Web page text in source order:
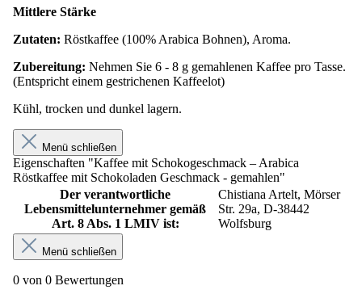
Mittlere Stärke
Zutaten: Röstkaffee (100% Arabica Bohnen), Aroma.
Zubereitung: Nehmen Sie 6 - 8 g gemahlenen Kaffee pro Tasse.
(Entspricht einem gestrichenen Kaffeelot)
Kühl, trocken und dunkel lagern.
Menü schließen
Eigenschaften "Kaffee mit Schokogeschmack – Arabica
Röstkaffee mit Schokoladen Geschmack - gemahlen"
Der verantwortliche
Lebensmittelunternehmer gemäß
Art. 8 Abs. 1 LMIV ist:
Chistiana Artelt, Mörser
Str. 29a, D-38442
Wolfsburg
Menü schließen
0 von 0 Bewertungen